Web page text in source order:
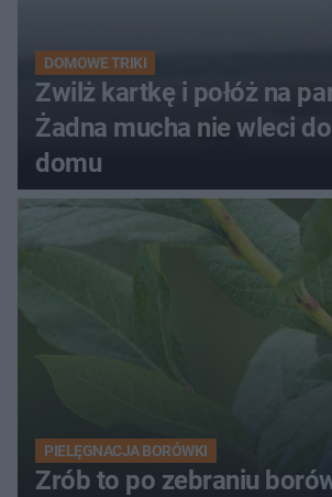
DOMOWE TRIKI
Zwilż kartkę i połóż na
Żadna mucha nie wleci
domu
PIELĘGNACJA BORÓWKI
Zrób to po zebraniu